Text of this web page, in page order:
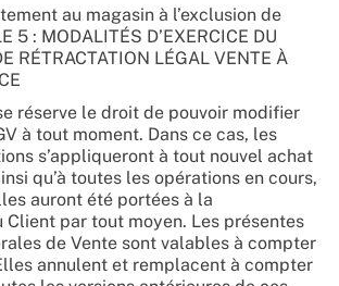
au magasin à l’exclusion de
5 : MODALITÉS D’EXERCICE DU
RÉTRACTATION LÉGAL VENTE À
réserve le droit de pouvoir modifier
à tout moment. Dans ce cas, les
s’appliqueront à tout nouvel achat
qu’à toutes les opérations en cours,
auront été portées à la
Client par tout moyen. Les présentes
de Vente sont valables à compter
annulent et remplacent à compter